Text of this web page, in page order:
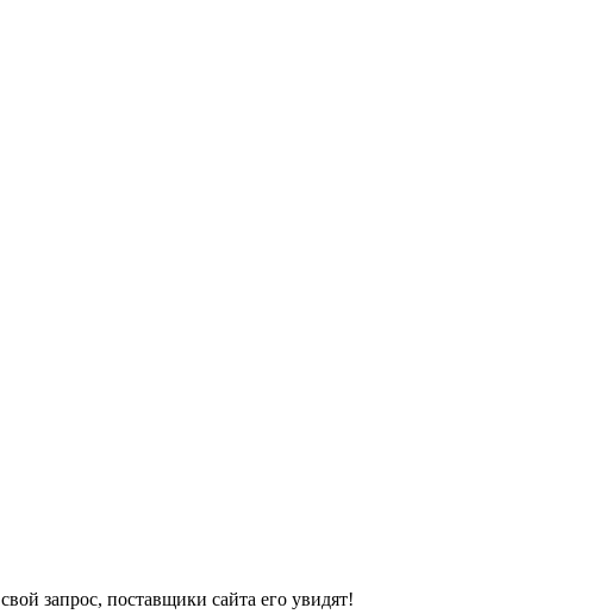
свой запрос, поставщики сайта его увидят!